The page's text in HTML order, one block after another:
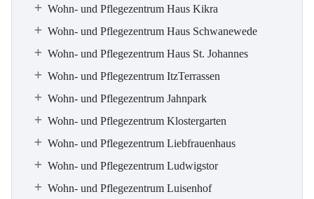
Wohn- und Pflegezentrum Haus Kikra
Wohn- und Pflegezentrum Haus Schwanewede
Wohn- und Pflegezentrum Haus St. Johannes
Wohn- und Pflegezentrum ItzTerrassen
Wohn- und Pflegezentrum Jahnpark
Wohn- und Pflegezentrum Klostergarten
Wohn- und Pflegezentrum Liebfrauenhaus
Wohn- und Pflegezentrum Ludwigstor
Wohn- und Pflegezentrum Luisenhof